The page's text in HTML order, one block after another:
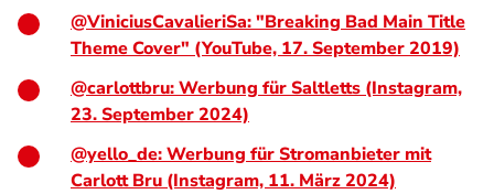
@ViniciusCavalieriSa: "Breaking Bad Main Title
Theme Cover" (YouTube, 17. September 2019)
@carlottbru: Werbung für Saltletts (Instagram,
23. September 2024)
@yello_de: Werbung für Stromanbieter mit
Carlott Bru (Instagram, 11. März 2024)